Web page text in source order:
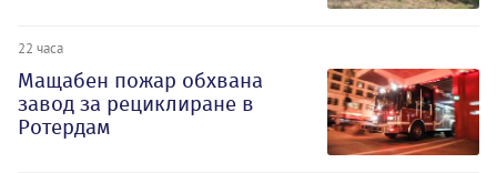
22 часа
Мащабен пожар обхвана
завод за рециклиране в
Ротердам